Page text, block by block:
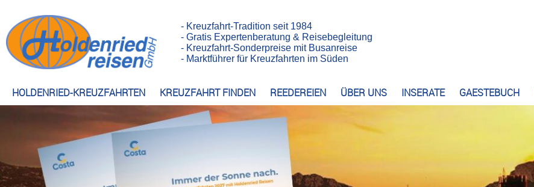
HOLDENRIED-KREUZFAHRTEN KREUZFAHRT FINDEN REEDEREIEN ÜBER UNS INSERATE GAESTEBUCH
- Kreuzfahrt-Tradition seit 1984
- Gratis Expertenberatung & Reisebegleitung
- Kreuzfahrt-Sonderpreise mit Busanreise
- Marktführer für Kreuzfahrten im Süden